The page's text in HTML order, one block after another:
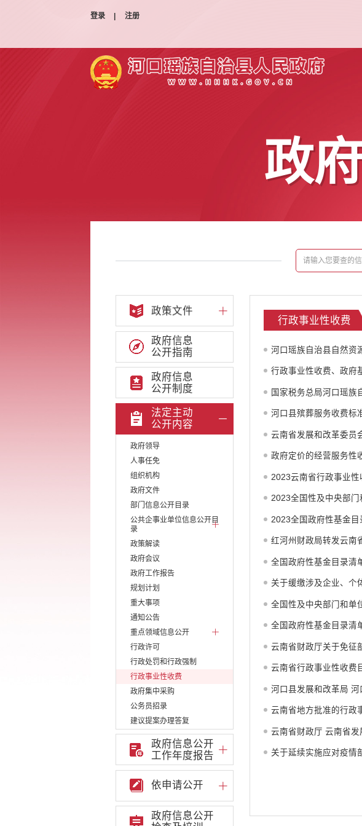
登录
注册
政
政策文件
政府信息
公开指南
政府信息
公开制度
法定主动
公开内容
政府领导
人事任免
组织机构
政府文件
部门信息公开目录
公共企事业单位信息公开目
录
政策解读
政府会议
政府工作报告
规划计划
重大事项
通知公告
重点领域信息公开
行政许可
行政处罚和行政强制
行政事业性收费
政府集中采购
公务员招录
建议提案办理答复
减税降费
重大决策
财政资金直达基层
维稳就业
乡村振兴
养老服务
生态环境
政府信息公开
工作年度报告
依申请公开
政府信息公开
行政事业性收费
河口瑶族自治县自然资
行政事业性收费、政府
国家税务总局河口瑶族
河口县殡葬服务收费标
云南省发展和改革委员
政府定价的经营服务性
2023云南省行政事业性
2023全国性及中央部
2023全国政府性基金目
红河州财政局转发云南
全国政府性基金目录清
关于缓缴涉及企业、个
全国性及中央部门和单
全国政府性基金目录清
云南省财政厅关于免征
云南省行政事业性收费
云南省地方批准的行政
云南省财政厅 云南省
关于延续实施应对疫情